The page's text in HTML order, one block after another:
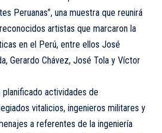
Peruanas”, una muestra que reunirá
artistas que marcaron la
en el Perú, entre ellos José
Gerardo Chávez, José Tola y Víctor
actividades de
vitalicios, ingenieros militares y
a referentes de la ingeniería